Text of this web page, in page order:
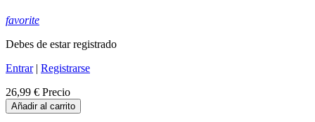
favorite
Debes de estar registrado
Entrar| Registrarse
26,99 € Precio
Añadir al carrito